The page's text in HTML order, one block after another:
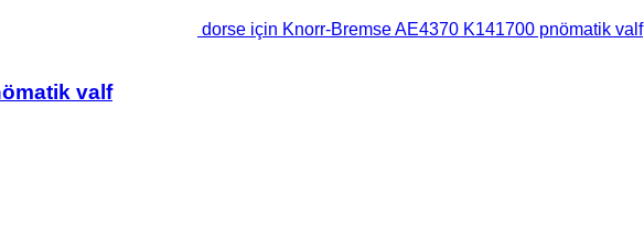
dorse için Knorr-Bremse AE4370 K141700 pnömatik valf
valf